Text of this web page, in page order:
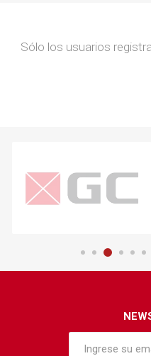
Sólo los usuarios